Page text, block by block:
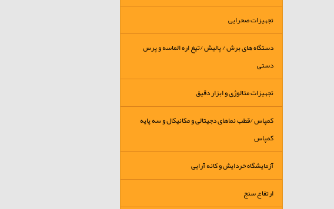
تجهیزات صحرایی
دستگاه های برش / پالیش /تیغ اره الماسه و پرس
دستی
تجهیزات متالوژی و ابزار دقیق
کمپاس /قطب نماهای دجیتالی و مکانیکال و سه پایه
کمپاس
آزمایشگاه خردایش و کانه آرایی
ارتفاع سنج